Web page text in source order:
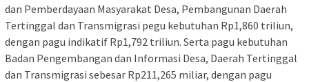
dan Pemberdayaan Masyarakat Desa, Pembangunan Daerah
Tertinggal dan Transmigrasi pegu kebutuhan Rp1,860 triliun,
dengan pagu indikatif Rp1,792 triliun. Serta pagu kebutuhan
Badan Pengembangan dan Informasi Desa, Daerah Tertinggal
dan Transmigrasi sebesar Rp211,265 miliar, dengan pagu